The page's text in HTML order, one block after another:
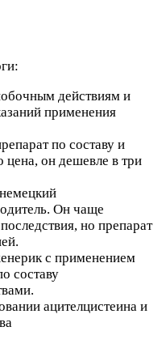
действиям и
применения
по составу и
цена, он дешевле в три
Он чаще
но препарат
с применением
составу
ацителцистеина и